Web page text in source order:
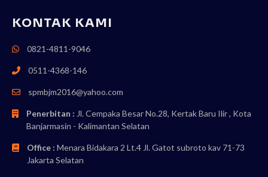
KONTAK KAMI
0821-4811-9046
0511-4368-146
spmbjm2016@yahoo.com
Penerbitan : Jl. Cempaka Besar No.28, Kertak Baru Ilir , Kota
Banjarmasin - Kalimantan Selatan
Office : Menara Bidakara 2 Lt.4 Jl. Gatot subroto kav 71-73
Jakarta Selatan